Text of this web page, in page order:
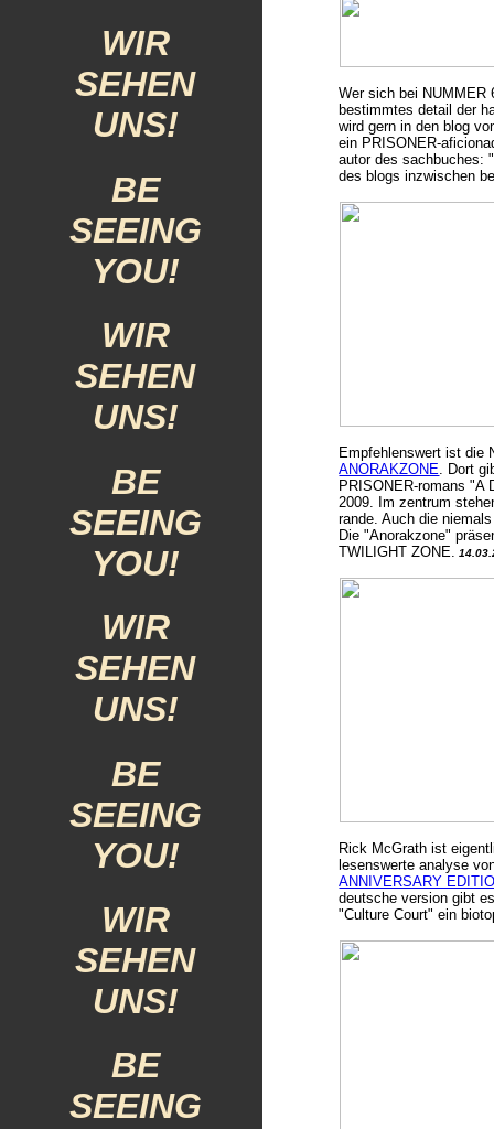
WIR
SEHEN
UNS!
BE
SEEING
YOU!
WIR
SEHEN
UNS!
BE
SEEING
YOU!
WIR
SEHEN
UNS!
BE
SEEING
YOU!
WIR
SEHEN
UNS!
BE
SEEING
Wer sich bei
bestimmtes detail der
wird gern in den blog
ein PRISONER-
autor des sachbuches:
des blogs inzwischen
Empfehlenswert ist die
ANORAKZONE. Dort
PRISONER-romans "A
2009. Im zentrum
rande. Auch die
Die "Anorakzone"
TWILIGHT ZONE.
Rick McGrath ist
lesenswerte analyse
ANNIVERSARY
deutsche version gibt
"Culture Court" ein